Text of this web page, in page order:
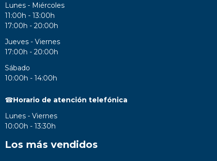
Lunes - Miércoles
11:00h - 13:00h
17:00h - 20:00h
Jueves - Viernes
17:00h - 20:00h
Sábado
10:00h - 14:00h
☎Horario de atención telefónica
Lunes - Viernes
10:00h - 13:30h
Los más vendidos